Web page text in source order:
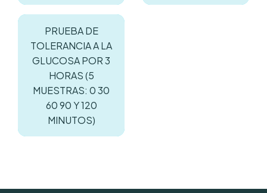
PRUEBA DE
TOLERANCIA A LA
GLUCOSA POR 3
HORAS (5
MUESTRAS: 0 30
60 90 Y 120
MINUTOS)